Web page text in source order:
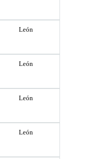
León
León
León
León